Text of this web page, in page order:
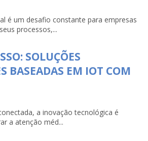
é um desafio constante para empresas
processos,...
SOLUÇÕES
BASEADAS EM IOT COM
a inovação tecnológica é
a atenção méd...